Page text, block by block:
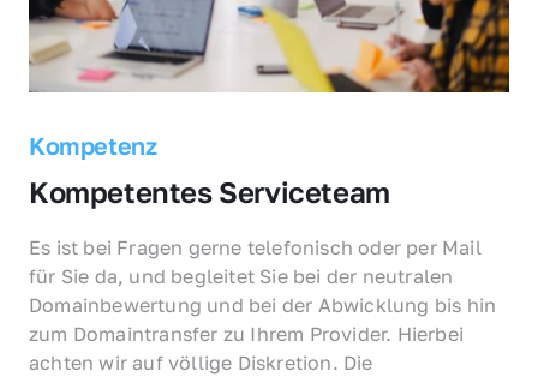
Kompetenz
Kompetentes Serviceteam
Es ist bei Fragen gerne telefonisch oder per Mail
für Sie da, und begleitet Sie bei der neutralen
Domainbewertung und bei der Abwicklung bis hin
zum Domaintransfer zu Ihrem Provider. Hierbei
achten wir auf völlige Diskretion. Die